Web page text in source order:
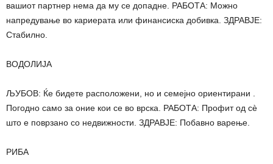
вашиот партнер нема да му се допадне. РАБОТА: Можно
напредување во кариерата или финансиска добивка. ЗДРАВЈЕ:
Стабилно.
ВОДОЛИЈА
ЉУБОВ: Ќе бидете расположени, но и семејно ориентирани .
Погодно само за оние кои се во врска. РАБОТА: Профит од сè
што е поврзано со недвижности. ЗДРАВЈЕ: Побавно варење.
РИБА